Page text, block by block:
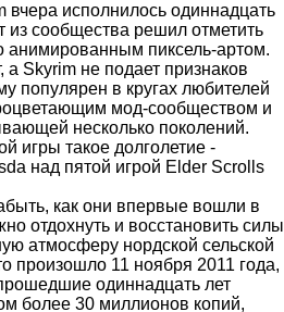
вчера исполнилось одиннадцать
из сообщества решил отметить
анимированным пиксель-артом.
Skyrim не подает признаков
популярен в кругах любителей
мод-сообществом и
несколько поколений.
игры такое долголетие -
над пятой игрой Elder Scrolls
как они впервые вошли в
отдохнуть и восстановить силы
атмосферу нордской сельской
произошло 11 ноября 2011 года,
одиннадцать лет
более 30 миллионов копий,